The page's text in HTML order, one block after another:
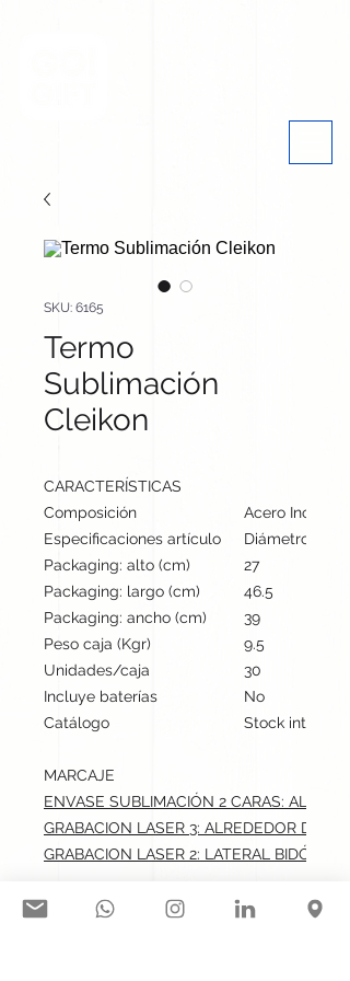
SKU: 6165
Termo
Sublimación
Cleikon
CARACTERÍSTICAS
Composición
Acero Inox
Especificaciones artículo
Diámetro: 7
Packaging: alto (cm)
27
Packaging: largo (cm)
46.5
Packaging: ancho (cm)
39
Peso caja (Kgr)
9.5
Unidades/caja
30
Incluye baterías
No
Catálogo
Stock
MARCAJE
ENVASE SUBLIMACIÓN 2 CARAS:
GRABACION LASER 3: ALREDEDOR DEL
GRABACION LASER 2: LATERAL BIDÓN